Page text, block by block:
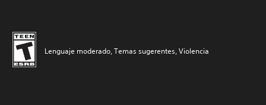
Lenguaje moderado, Temas sugerentes, Violencia